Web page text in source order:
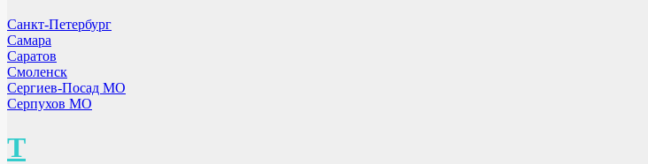
Санкт-Петербург
Самара
Саратов
Смоленск
Сергиев-Посад МО
Серпухов МО
Т